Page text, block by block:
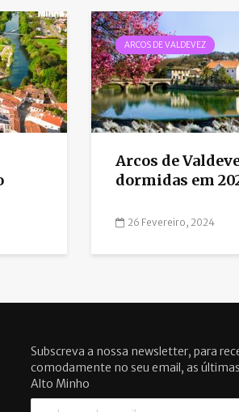
ARCOS DE VALDEVEZ
Arcos de
dormidas em
26 Fevereiro, 2024
Subscreva a nossa newsletter, para
comodamente no seu email, as
Alto Minho